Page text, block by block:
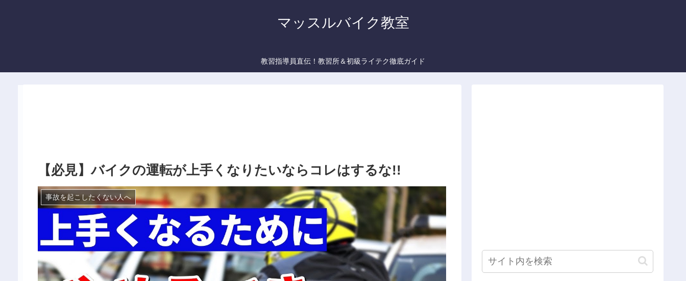
マッスルバイク教室
教習指導員直伝！教習所＆初級ライテク徹底ガイド
【必見】バイクの運転が上手くなりたいならコレはするな!!
事故を起こしたくない人へ